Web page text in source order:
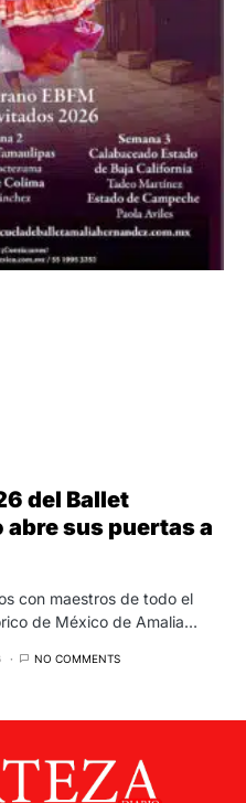
del Ballet
sus puertas a
con maestros de todo el
de México de Amalia…
NO COMMENTS